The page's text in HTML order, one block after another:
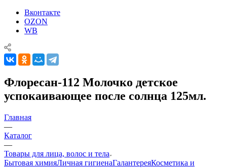
Вконтакте
OZON
WB
Флоресан-112 Молочко детское
успокаивающее после солнца 125мл.
Главная
—
Каталог
—
Товары для лица, волос и тела
Бытовая химияЛичная гигиенаГалантереяКосметика и